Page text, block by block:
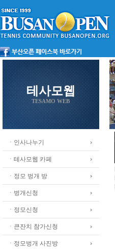
테사모웹
TESAMO WEB
ㆍ인사나누기
ㆍ테사모웹 카페
ㆍ정모 벙개 방
ㆍ벙개신청
ㆍ정모신청
ㆍ큰잔치 참가신청
ㆍ정모벙개 사진방